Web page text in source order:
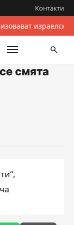
Контакти
смята